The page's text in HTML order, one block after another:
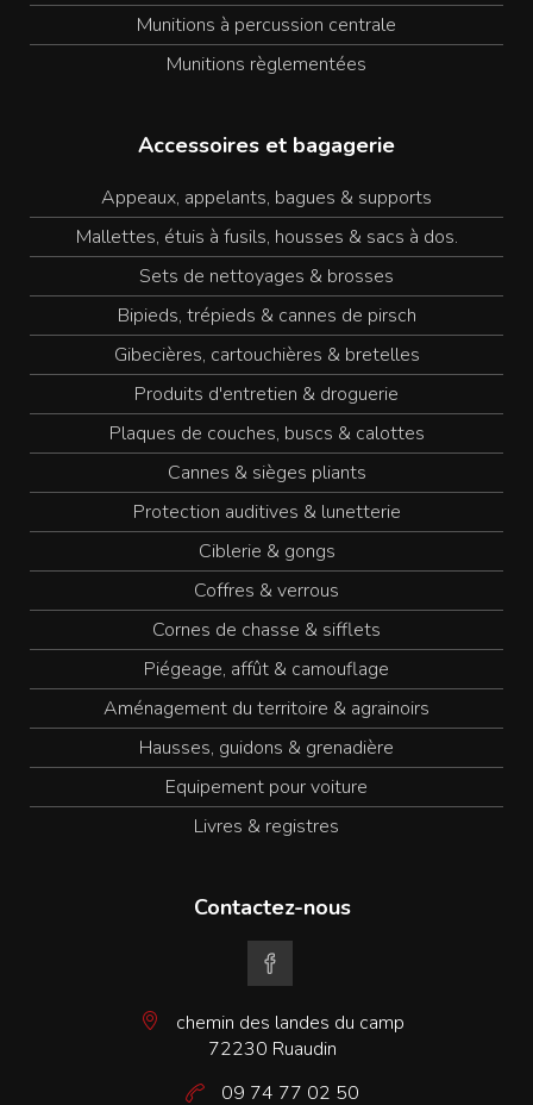
Munitions à percussion centrale
Munitions règlementées
Accessoires et bagagerie
Appeaux, appelants, bagues & supports
Mallettes, étuis à fusils, housses & sacs à dos.
Sets de nettoyages & brosses
Bipieds, trépieds & cannes de pirsch
Gibecières, cartouchières & bretelles
Produits d'entretien & droguerie
Plaques de couches, buscs & calottes
Cannes & sièges pliants
Protection auditives & lunetterie
Ciblerie & gongs
Coffres & verrous
Cornes de chasse & sifflets
Piégeage, affût & camouflage
Aménagement du territoire & agrainoirs
Hausses, guidons & grenadière
Equipement pour voiture
Livres & registres
Contactez-nous
chemin des landes du camp
72230 Ruaudin
09 74 77 02 50